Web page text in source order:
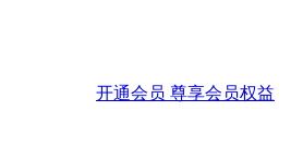
开通会员 尊享会员权益